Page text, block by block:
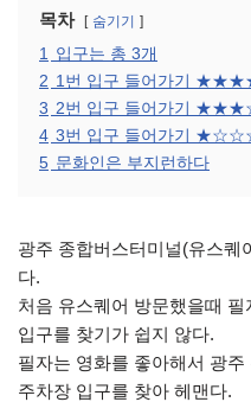
목차 숨기기
1 입구는 총 3개
2 1번 입구 들어가기
3 2번 입구 들어가기
4 3번 입구 들어가기
5 문화인은 부지런하다
광주 종합버스터미널(유스퀘
다.
처음 유스퀘어 방문했을때
입구를 찾기가 쉽지 않다.
필자는 영화를 좋아해서 광
주차장 입구를 찾아 헤맨다.